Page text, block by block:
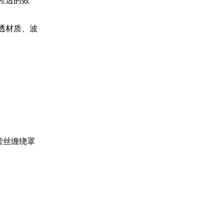
材质、波
丝缠绕罩